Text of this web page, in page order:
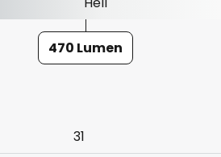
470 Lumen
31